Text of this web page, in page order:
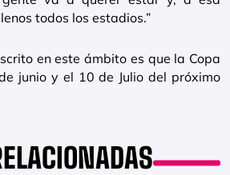
todos los estadios.”
en este ámbito es que la Copa
junio y el 10 de Julio del próximo